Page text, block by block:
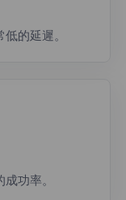
的延遲。
功率。